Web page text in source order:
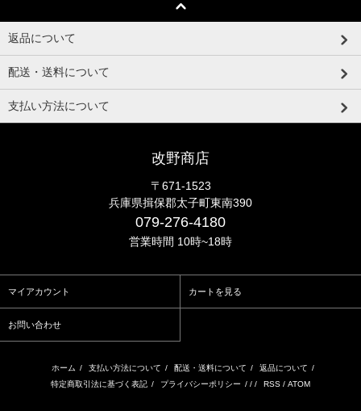
返品について
配送・送料について
支払い方法について
改野商店
〒671-1523
兵庫県揖保郡太子町東南390
079-276-4180
営業時間 10時~18時
マイアカウント カートを見る
お問い合わせ
ホーム / 支払い方法について / 配送・送料について / 返品について /
特定商取引法に基づく表記 / プライバシーポリシー / / / RSS / ATOM